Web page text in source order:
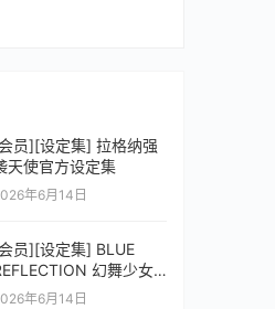
员][设定集] 拉格纳强
天使官方设定集
年6月14日
员][设定集] BLUE
幻舞少女
剑公式ビジュアルコレ
年6月14日